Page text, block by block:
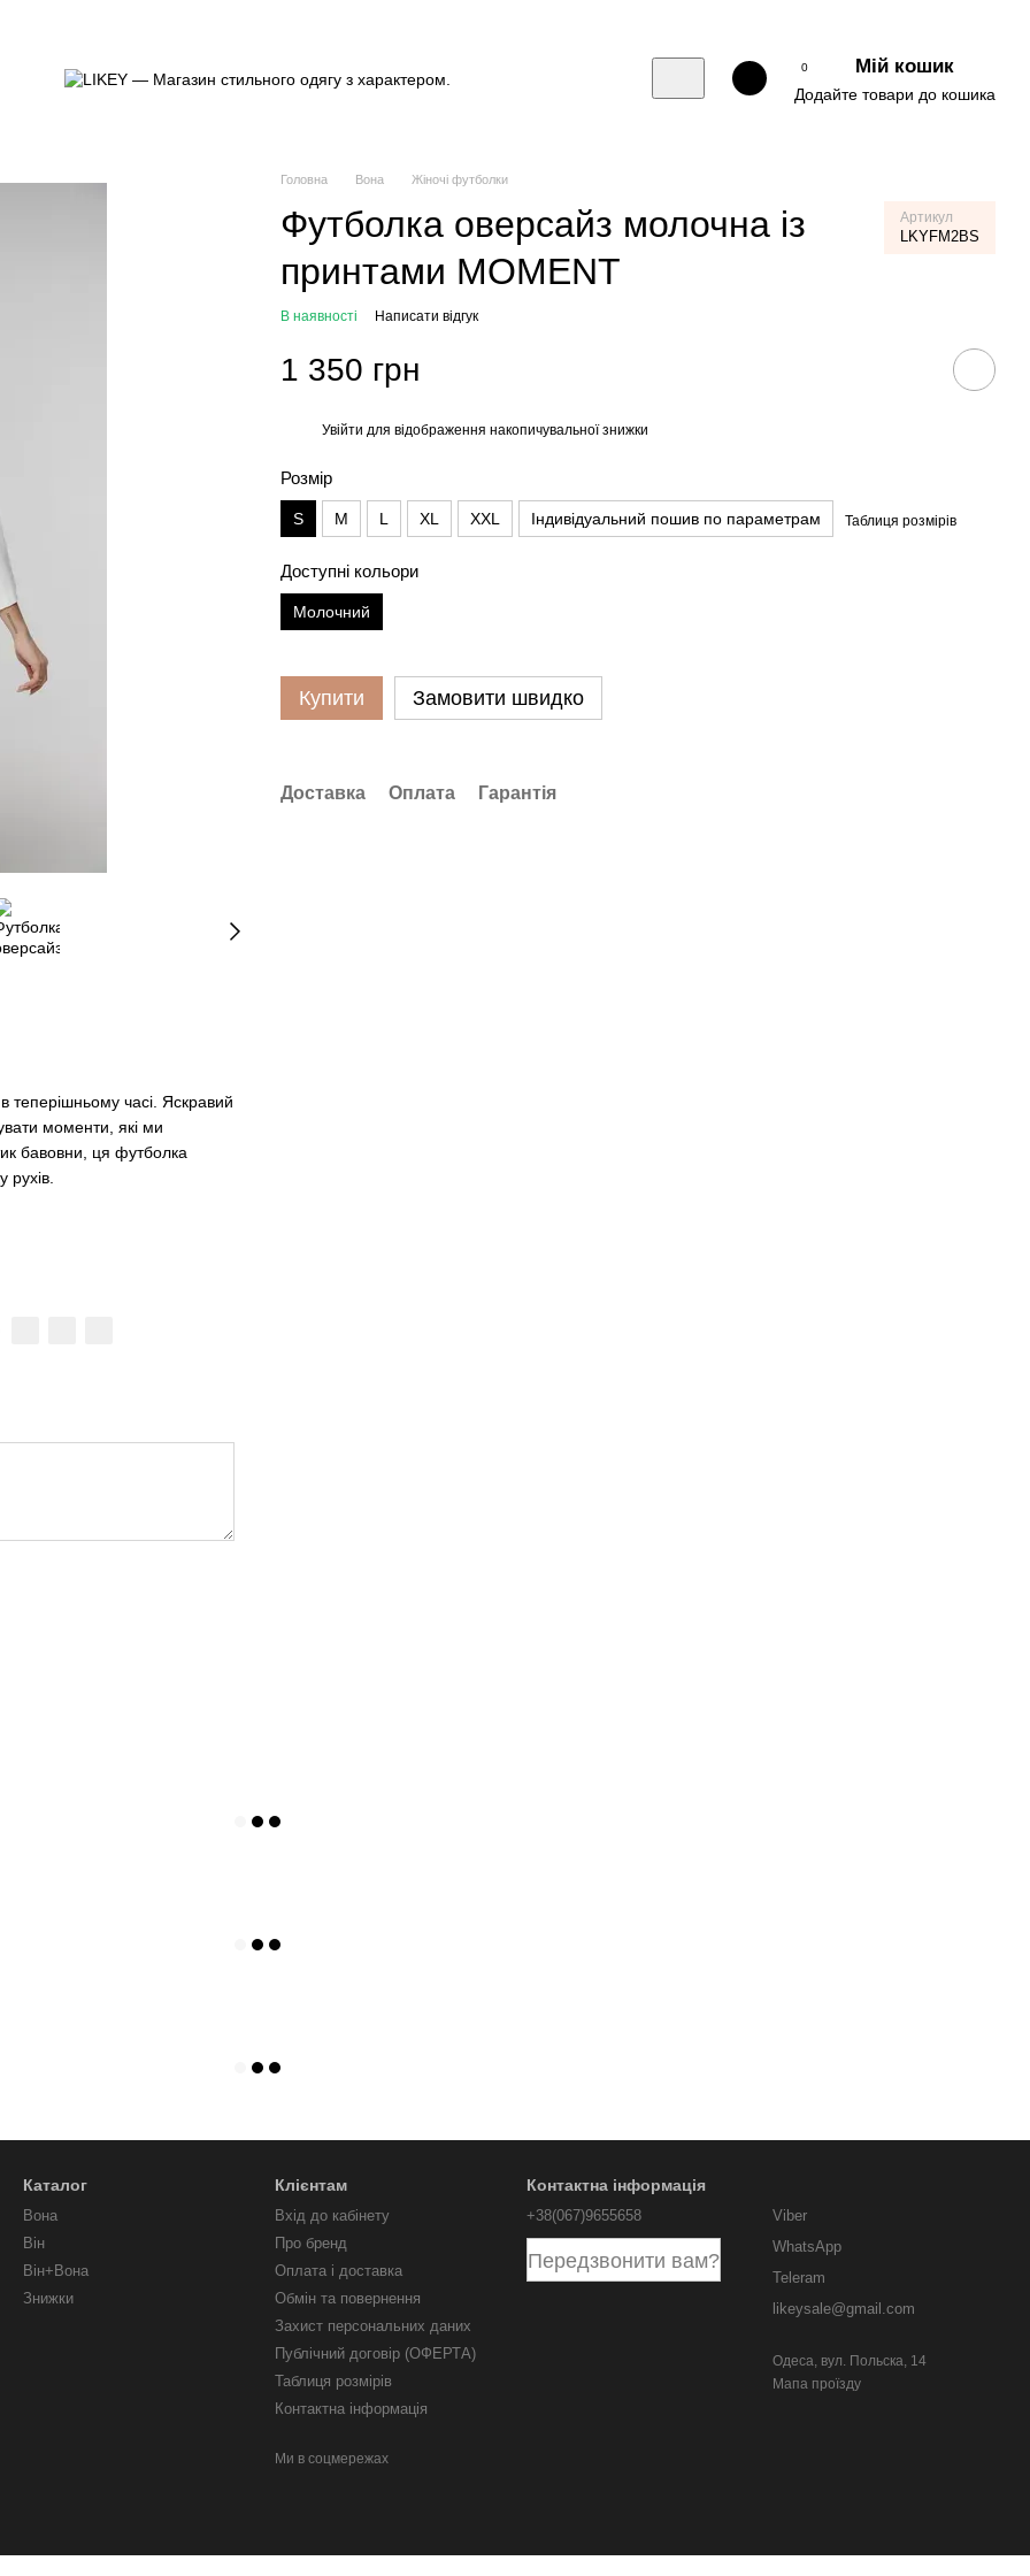
0 Мій кошик
Додайте товари до кошика
часі. Яскравий
моменти, які ми
бавовни, ця футболка
Головна Вона Жіночі футболки
Футболка оверсайз молочна із
принтами MOMENT
Артикул
LKYFM2BS
В наявності Написати відгук
1 350 грн
Увійти для відображення накопичувальної знижки
Розмір
S M L XL XXL Індивідуальний пошив по параметрам Таблиця розмірів
Доступні кольори
Молочний
Купити Замовити швидко
Доставка Оплата Гарантія
Каталог
Вона
Він
Він+Вона
Знижки
Клієнтам
Вхід до кабінету
Про бренд
Оплата і доставка
Обмін та повернення
Захист персональних даних
Публічний договір (ОФЕРТА)
Таблиця розмірів
Контактна інформація
Ми в соцмережах
Контактна інформація
+38(067)9655658
Передзвонити вам?
Viber
WhatsApp
Teleram
likeysale@gmail.com
Одеса, вул. Польска, 14
Мапа проїзду